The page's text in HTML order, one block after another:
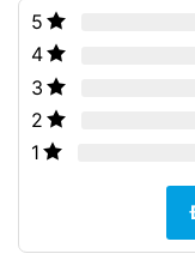
5
4
3
2
1